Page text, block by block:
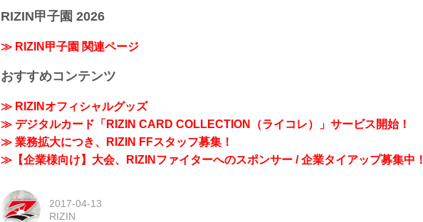
RIZIN甲子園 2026
≫ RIZIN甲子園 関連ページ
おすすめコンテンツ
≫ RIZINオフィシャルグッズ
≫ デジタルカード「RIZIN CARD COLLECTION（ライコレ）」サービス開始！
≫ 業務拡大につき、RIZIN FFスタッフ募集！
≫【企業様向け】大会、RIZINファイターへのスポンサー / 企業タイアップ募集中！
2017-04-13
RIZIN